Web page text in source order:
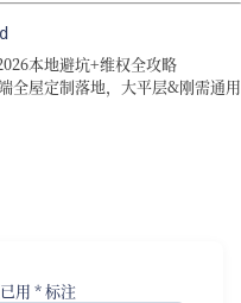
本地避坑+维权全攻略
全屋定制落地，大平层&刚需通用
用 *标注